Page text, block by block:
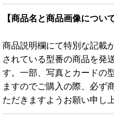
【商品名と商品画像について
商品説明欄にて特別な記載
されている型番の商品を発
す。一部、写真とカードの
ますのでご購入の際、必ず
ただきますようお願い申し